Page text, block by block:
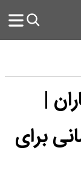
|
تومانی برای